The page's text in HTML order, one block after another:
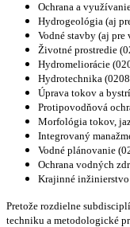
Ochrana a
Hydrogeológia (aj
Vodné stavby (aj
Životné prostredie
Hydromeliorácie
Hydrotechnika
Úprava tokov a
Protipovodňová
Morfológia tokov,
Integrovaný
Vodné plánovanie
Ochrana vodných
Krajinné
Pretože rozdielne
techniku a metodologické